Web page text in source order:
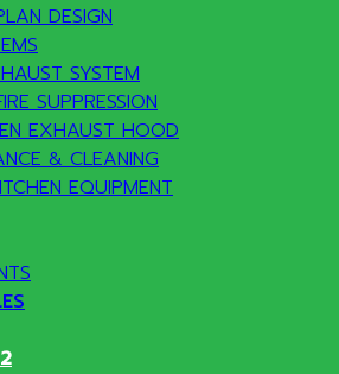
DESIGN
SYSTEM
SUPPRESSION
EXHAUST HOOD
& CLEANING
EQUIPMENT